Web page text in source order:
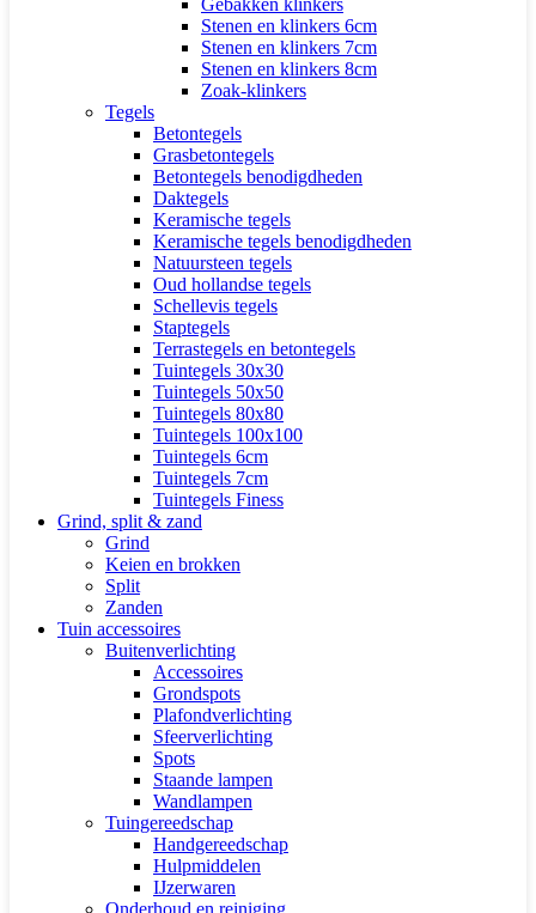
Stenen en klinkers 6cm
Stenen en klinkers 7cm
Stenen en klinkers 8cm
Zoak-klinkers
Tegels
Betontegels
Grasbetontegels
Betontegels benodigdheden
Daktegels
Keramische tegels
Keramische tegels benodigdheden
Natuursteen tegels
Oud hollandse tegels
Schellevis tegels
Staptegels
Terrastegels en betontegels
Tuintegels 30x30
Tuintegels 50x50
Tuintegels 80x80
Tuintegels 100x100
Tuintegels 6cm
Tuintegels 7cm
Tuintegels Finess
Grind, split & zand
Grind
Keien en brokken
Split
Zanden
Tuin accessoires
Buitenverlichting
Accessoires
Grondspots
Plafondverlichting
Sfeerverlichting
Spots
Staande lampen
Wandlampen
Tuingereedschap
Handgereedschap
Hulpmiddelen
IJzerwaren
Onderhoud en reiniging